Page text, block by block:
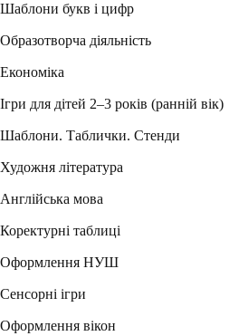
Шаблони букв і цифр
Образотворча діяльність
Економіка
Ігри для дітей 2–3 років (ранній вік)
Шаблони. Таблички. Стенди
Художня література
Англійська мова
Коректурні таблиці
Оформлення НУШ
Сенсорні ігри
Оформлення вікон